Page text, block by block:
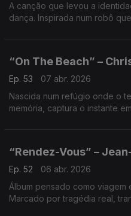
A canção que levou a
dança. Inspirada num robô
“On The Beach” –
Ep. 53
07 abr. 2026
Nascida num refúgio onde o
memória, captura o instante
“Rendez-Vous” –
Ep. 52
06 abr. 2026
Álbum pensado como viagem
Marcado por tragédia real,